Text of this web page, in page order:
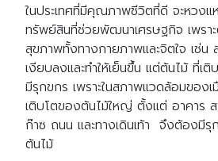
ในประเทศที่มีคุณภาพชีวิตที่ดี จะหวง
ทรัพย์สินที่ช่วยพัฒนาเศรษฐกิจ เพรา
สุขภาพทั้งทางกายภาพและจิตใจ เช่น
เงียบลงและทำให้เย็นขึ้น แต่ต้นไม้ ที่เติ
มีรุกขกร เพราะในสภาพแวดล้อมของ
เติบโตของต้นไม้ใหญ่ ตั้งแต่ อาคาร
ก๊าซ ถนน และทางเดินเท้า จึงต้องมีรุ
ต้นไม้